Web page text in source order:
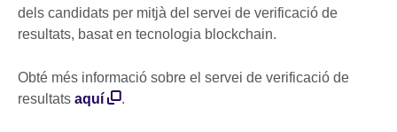
dels candidats per mitjà del servei de verificació de
resultats, basat en tecnologia blockchain.
Obté més informació sobre el servei de verificació de
resultats aquí .